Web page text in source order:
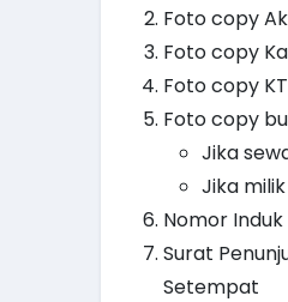
Foto copy
Foto copy
Foto copy
Foto copy
Jika
Jika
Nomor
Surat
Setempat